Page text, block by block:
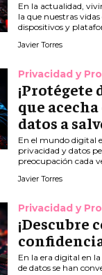
En la actualidad,
la que nuestras
dispositivos y
Javier Torres
Privacidad y
¡Protégete
que
datos a
En el mundo digital
privacidad y datos
preocupación cada
Javier Torres
Privacidad y
¡Descubre
En la era digital en
de datos se han